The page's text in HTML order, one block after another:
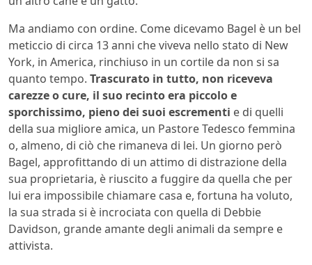
Ma andiamo con ordine. Come dicevamo Bagel è un bel
meticcio di circa 13 anni che viveva nello stato di New
York, in America, rinchiuso in un cortile da non si sa
quanto tempo. Trascurato in tutto, non riceveva
carezze o cure, il suo recinto era piccolo e
sporchissimo, pieno dei suoi escrementi e di quelli
della sua migliore amica, un Pastore Tedesco femmina
o, almeno, di ciò che rimaneva di lei. Un giorno però
Bagel, approfittando di un attimo di distrazione della
sua proprietaria, è riuscito a fuggire da quella che per
lui era impossibile chiamare casa e, fortuna ha voluto,
la sua strada si è incrociata con quella di Debbie
Davidson, grande amante degli animali da sempre e
attivista.